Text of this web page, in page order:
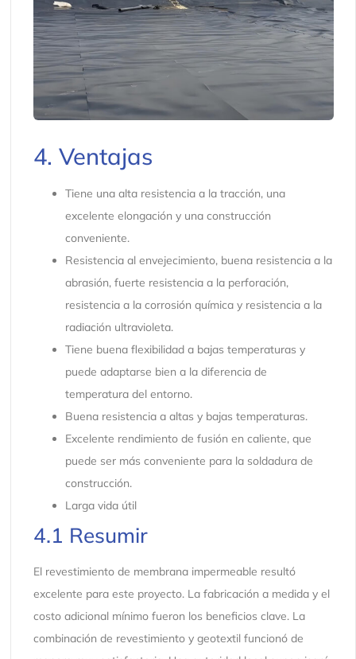
4. Ventajas
Tiene una alta resistencia a la tracción, una
excelente elongación y una construcción
conveniente.
Resistencia al envejecimiento, buena resistencia a la
abrasión, fuerte resistencia a la perforación,
resistencia a la corrosión química y resistencia a la
radiación ultravioleta.
Tiene buena flexibilidad a bajas temperaturas y
puede adaptarse bien a la diferencia de
temperatura del entorno.
Buena resistencia a altas y bajas temperaturas.
Excelente rendimiento de fusión en caliente, que
puede ser más conveniente para la soldadura de
construcción.
Larga vida útil
4.1 Resumir
El revestimiento de membrana impermeable resultó
excelente para este proyecto. La fabricación a medida y el
costo adicional mínimo fueron los beneficios clave. La
combinación de revestimiento y geotextil funcionó de